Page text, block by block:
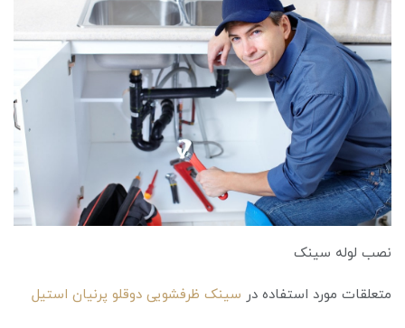
نصب لوله سینک
متعلقات مورد استفاده در سینک ظرفشویی دوقلو پرنیان استیل